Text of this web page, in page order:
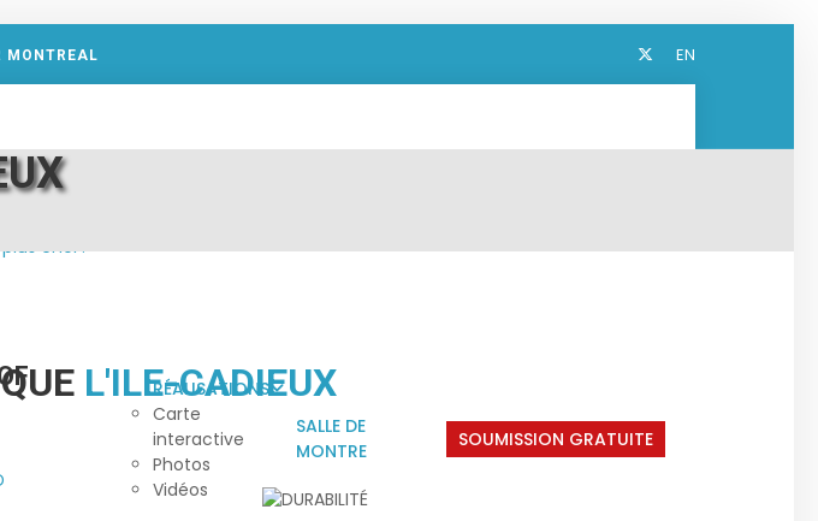
MONTREAL EN
cher?
RÉALISATIONS
Carte
interactive
Photos
Vidéos
SALLE DE
MONTRE
SOUMISSION GRATUITE
L'ILE-CADIEUX